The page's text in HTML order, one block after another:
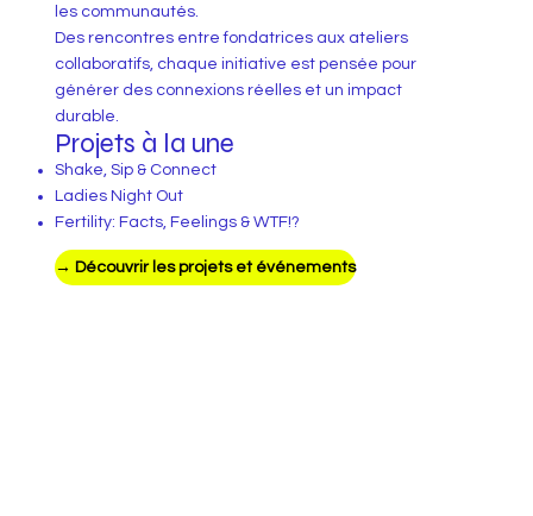
les communautés.
Des rencontres entre fondatrices aux ateliers
collaboratifs, chaque initiative est pensée pour
générer des connexions réelles et un impact
durable.
Projets à la une
Shake, Sip & Connect
Ladies Night Out
Fertility: Facts, Feelings & WTF!?
→ Découvrir les projets et événements